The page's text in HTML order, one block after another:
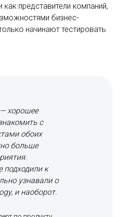
представители компаний,
бизнес-
начинают тестировать
хорошее
с
обоих
больше
подходили к
узнавали о
и наоборот.